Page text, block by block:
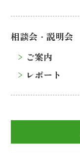
相談会・説明会
ご案内
レポート